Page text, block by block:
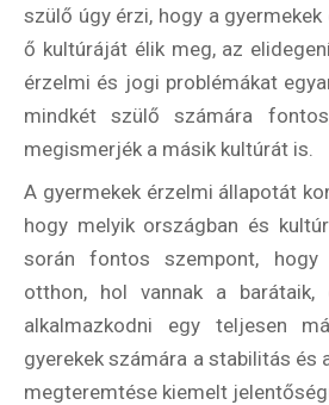
szülő úgy érzi, hogy a
ő kultúráját élik meg, az
érzelmi és jogi problémákat
mindkét szülő számára
megismerjék a másik kultúrát is.
A gyermekek érzelmi állapotát
hogy melyik országban és
során fontos szempont,
otthon, hol vannak a barátaik,
alkalmazkodni egy teljesen
gyerekek számára a stabilitás és
megteremtése kiemelt